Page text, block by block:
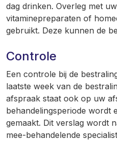
dag drinken. Overleg met
vitaminepreparaten of
gebruikt. Deze kunnen de
Controle
Een controle bij de
laatste week van de
afspraak staat ook op uw
behandelingsperiode wordt
gemaakt. Dit verslag wordt
mee-behandelende